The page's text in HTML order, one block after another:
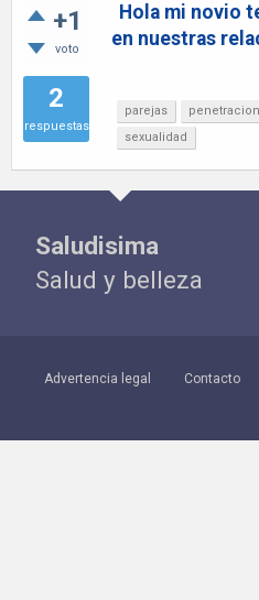
+1
voto
2
respuestas
Hola mi novio
en nuestras
parejas penetracion
sexualidad
Saludisima
Salud y belleza
Advertencia legal Contacto